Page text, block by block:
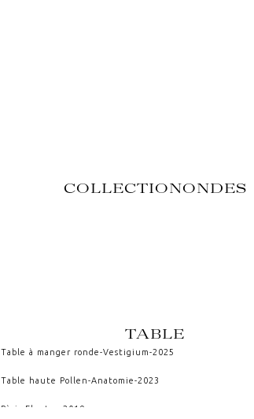
COLLECTIONONDES
TABLE
Table à manger ronde-Vestigium-2025
Table haute Pollen-Anatomie-2023
Pàris Fluctus 2019